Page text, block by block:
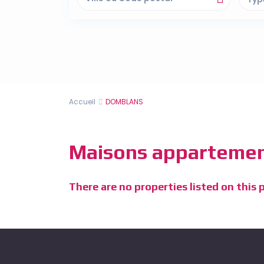
Accueil DOMBLANS
Maisons
There are no properties listed on this